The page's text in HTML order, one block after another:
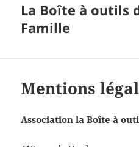
La Boîte à outils
Famille
Mentions
Association la Boîte à